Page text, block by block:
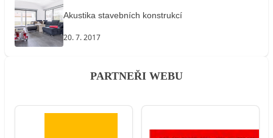
Akustika stavebních konstrukcí
20. 7. 2017
PARTNEŘI WEBU